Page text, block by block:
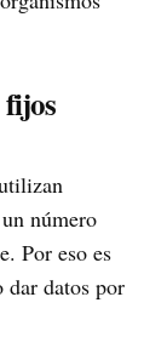
número
Por eso es
datos por